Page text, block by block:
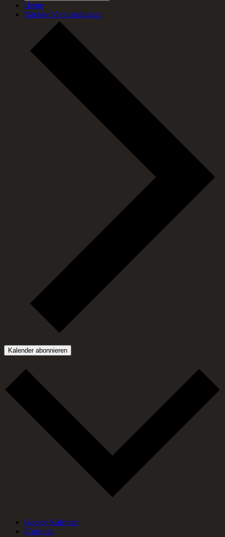
Heute
Nächste Veranstaltungen
Kalender abonnieren
Google Kalender
iCalendar